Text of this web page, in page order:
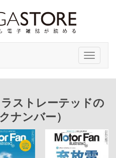
Toggle
ストレーテッドの
ナンバー）